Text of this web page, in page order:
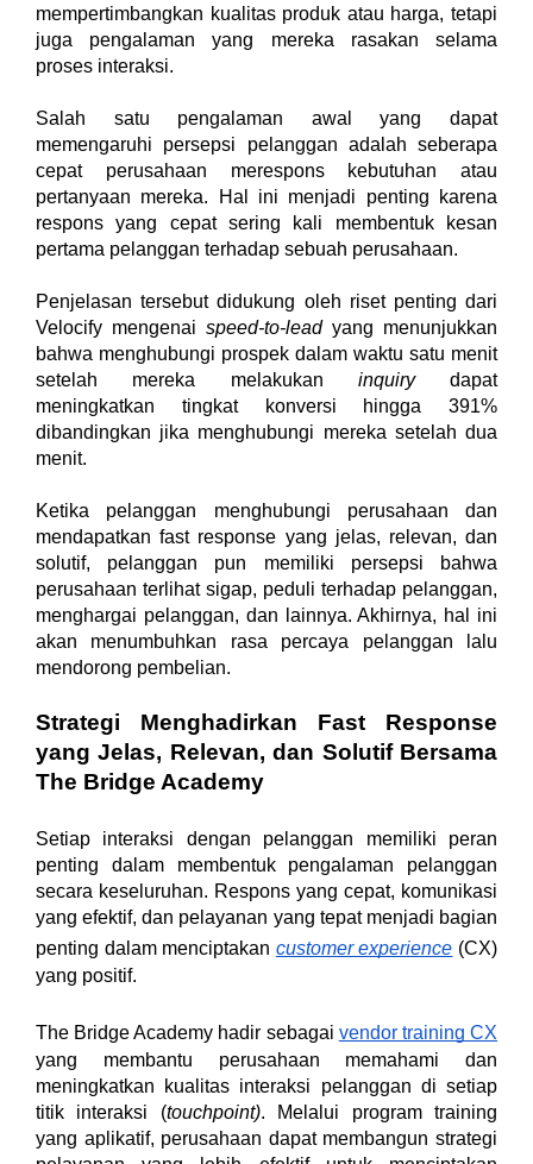
mempertimbangkan kualitas produk atau harga, tetapi
juga pengalaman yang mereka rasakan selama
proses interaksi.
Salah satu pengalaman awal yang dapat
memengaruhi persepsi pelanggan adalah seberapa
cepat perusahaan merespons kebutuhan atau
pertanyaan mereka. Hal ini menjadi penting karena
respons yang cepat sering kali membentuk kesan
pertama pelanggan terhadap sebuah perusahaan.
Penjelasan tersebut didukung oleh riset penting dari
Velocify mengenai speed-to-lead yang menunjukkan
bahwa menghubungi prospek dalam waktu satu menit
setelah mereka melakukan inquiry dapat
meningkatkan tingkat konversi hingga 391%
dibandingkan jika menghubungi mereka setelah dua
menit.
Ketika pelanggan menghubungi perusahaan dan
mendapatkan fast response yang jelas, relevan, dan
solutif, pelanggan pun memiliki persepsi bahwa
perusahaan terlihat sigap, peduli terhadap pelanggan,
menghargai pelanggan, dan lainnya. Akhirnya, hal ini
akan menumbuhkan rasa percaya pelanggan lalu
mendorong pembelian.
Strategi Menghadirkan Fast Response
yang Jelas, Relevan, dan Solutif Bersama
The Bridge Academy
Setiap interaksi dengan pelanggan memiliki peran
penting dalam membentuk pengalaman pelanggan
secara keseluruhan. Respons yang cepat, komunikasi
yang efektif, dan pelayanan yang tepat menjadi bagian
penting dalam menciptakan customer experience (CX)
yang positif.
The Bridge Academy hadir sebagai vendor training CX
yang membantu perusahaan memahami dan
meningkatkan kualitas interaksi pelanggan di setiap
titik interaksi (touchpoint). Melalui program training
yang aplikatif, perusahaan dapat membangun strategi